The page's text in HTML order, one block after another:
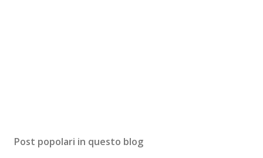
Post popolari in questo blog